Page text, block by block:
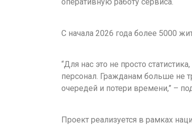
оперативную работу сервиса.
С начала 2026 года более 5000
“Для нас это не просто
персонал. Гражданам больше не
очередей и потери времени,” –
Проект реализуется в рамках